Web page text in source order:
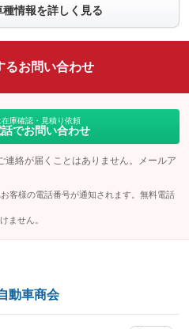
フロントカメラ
：装備なし
：装備なし
ルーフレール
：装備なし
：装備なし
情報を詳しく見る
るお問い合わせ
在庫確認・見積り依頼
でお問い合わせ
連絡が届くことはありません。メールア
客様の電話番号が通知されます。無料電話
ません。
動車商会